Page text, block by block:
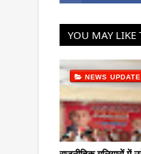
YOU MAY LIKE
NEWS UPDATE